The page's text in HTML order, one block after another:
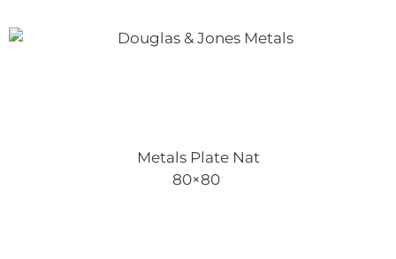
Metals Plate Nat
80×80